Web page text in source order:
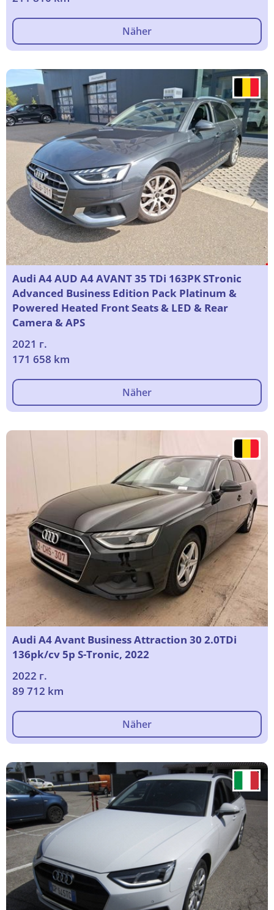
Näher
Audi A4 AUD A4 AVANT 35 TDi 163PK STronic
Advanced Business Edition Pack Platinum &
Powered Heated Front Seats & LED & Rear
Camera & APS
2021 г.
171 658 km
Näher
Audi A4 Avant Business Attraction 30 2.0TDi
136pk/cv 5p S-Tronic, 2022
2022 г.
89 712 km
Näher